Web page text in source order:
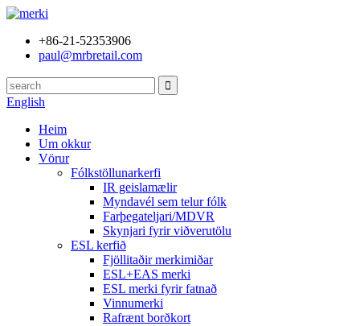
+86-21-52353906
paul@mrbretail.com
English
Heim
Um okkur
Vörur
Fólkstöllunarkerfi
IR geislamælir
Myndavél sem telur fólk
Farþegateljari/MDVR
Skynjari fyrir viðverutölu
ESL kerfið
Fjöllitaðir merkimiðar
ESL+EAS merki
ESL merki fyrir fatnað
Vinnumerki
Rafrænt borðkort